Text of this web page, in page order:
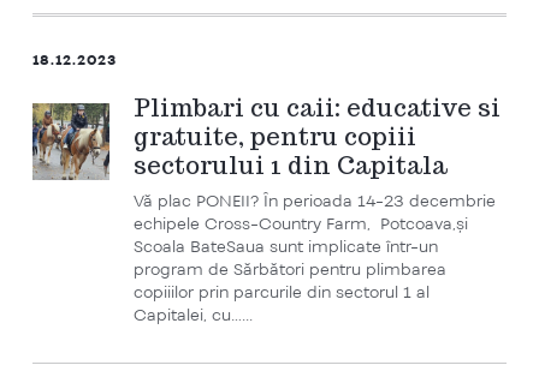
18.12.2023
Plimbari cu caii: educative si
gratuite, pentru copiii
sectorului 1 din Capitala
Vă plac PONEII? În perioada 14-23 decembrie
echipele Cross-Country Farm, Potcoava,și
Scoala BateSaua sunt implicate într-un
program de Sărbători pentru plimbarea
copiiilor prin parcurile din sectorul 1 al
Capitalei, cu…...